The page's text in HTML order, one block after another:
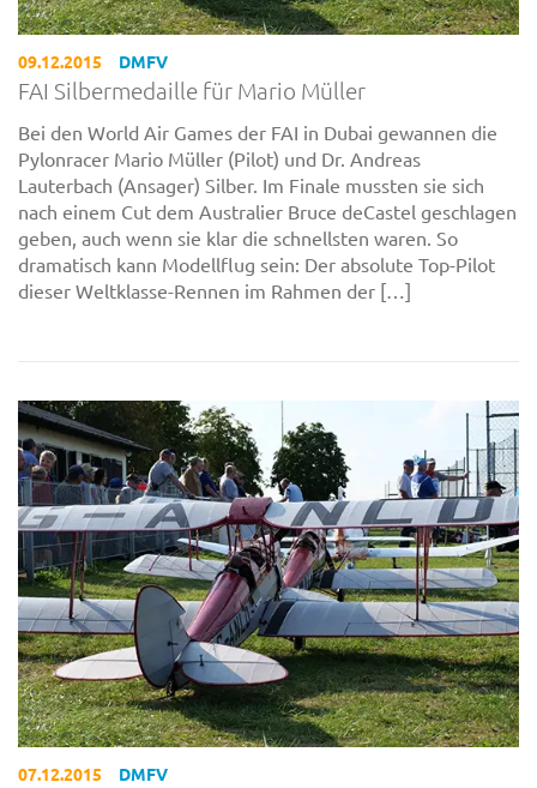
09.12.2015 DMFV
FAI Silbermedaille für Mario Müller
Bei den World Air Games der FAI in Dubai gewannen die
Pylonracer Mario Müller (Pilot) und Dr. Andreas
Lauterbach (Ansager) Silber. Im Finale mussten sie sich
nach einem Cut dem Australier Bruce deCastel geschlagen
geben, auch wenn sie klar die schnellsten waren. So
dramatisch kann Modellflug sein: Der absolute Top-Pilot
dieser Weltklasse-Rennen im Rahmen der […]
07.12.2015 DMFV